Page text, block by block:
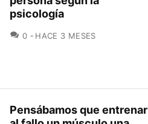
psicología
0 COMENTARIOS
HACE 3 MESES
Pensábamos que entrenar